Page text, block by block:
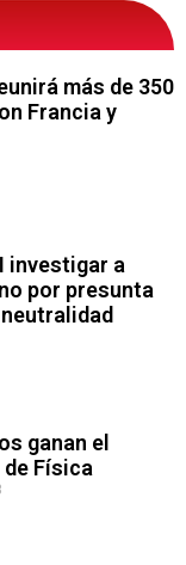
más de 350
Francia y
investigar a
por presunta
ganan el
Física